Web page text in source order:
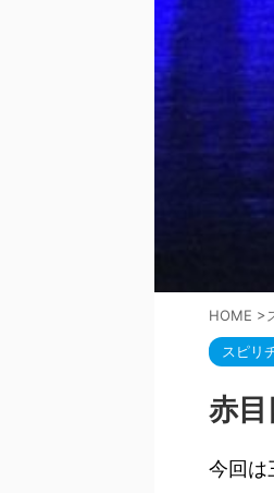
HOME >
スピリ
赤
今回は